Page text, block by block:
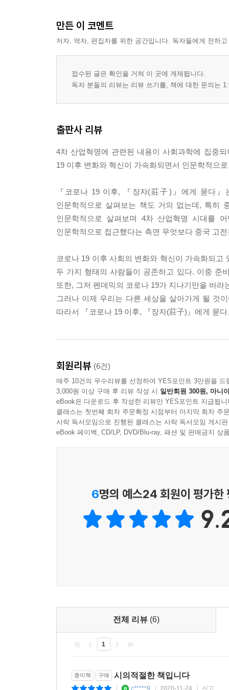
경계를 버린 교감
EQ 감성지수로의 실천
온택트 시대의 감성 자극
정직한 신뢰사회의 형성
1) 아이디어 혁신과 공유경제
경험과 직관을 버려라
승화적 의미의 변화
인디펜던트 워커(independent worker)와 크라우드
2) 4차 산업혁명 시대, 전문가의 미래
비전문가들의 역습
변화를 거부하는 전문가의 미래
빅데이터 개념과 분석
미래 예측을 위한 과제
빅데이터와 법률과제
4) 디지털 시대의 교육혁명
뉴 러너(New learner) 시대의 융합교육
1) 세계화가 외면한 인간의 생명의식
언택트 시대, 세이프티(safty)와 『장자』의 생명의
인간의 자유와 사생활 보호
2) 4차 산업혁명 시대의『 장자』 생명의식의 재해
인공지능의 개념과 인간의 의미
인공지능의 역할
심상(心想)으로 보는 존재적 가치
만든 이 코멘트
저자, 역자, 편집자를 위한 공간입니다. 독자들에게 전하
접수된 글은 확인을 거쳐 이 곳에 게재됩니다.
독자 분들의 리뷰는 리뷰 쓰기를, 책에 대한 문의는
출판사 리뷰
4차 산업혁명에 관련된 내용이 사회과학에 집중
19 이후 변화와 혁신이 가속화되면서 인문학적으
『코로나 19 이후, 『장자(莊子)』에게 묻다』
인문학적으로 살펴보는 책도 거의 없는데, 특히
인문학적으로 살펴보며 4차 산업혁명 시대를
인문학적으로 접근했다는 측면 무엇보다 중국 고
코로나 19 이후 사회의 변화와 혁신이 가속화되
두 가지 형태의 사람들이 공존하고 있다. 이중 준
또한, 그저 펜데믹의 코로나 19가 지나기만을 바라
그러나 이제 우리는 다른 세상을 살아가게 될 것
따라서 『코로나 19 이후, 『장자(莊子)』에게 묻
회원리뷰 (6건)
매주 10건의 우수리뷰를 선정하여 YES포인트 3만원을 드
3,000원 이상 구매 후 리뷰 작성 시 일반회원 300원, 마니
eBook은 다운로드 후 작성한 리뷰만 YES포인트 지급됩니
클래스는 첫번째 회차 주문확정 시점부터 마지막 회차 주
사락 독서모임으로 진행된 클래스는 사락 독서모임 게시
eBook 페이백, CD/LP, DVD/Blu-ray, 패션 및 판매금지 상
6명의 예스24 회원이 평가한
전체 리뷰 (6)
1
종이책 구매 시의적절한 책입니다